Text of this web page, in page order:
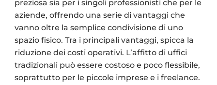
preziosa sia per i singoli professionisti che per le
aziende, offrendo una serie di vantaggi che
vanno oltre la semplice condivisione di uno
spazio fisico. Tra i principali vantaggi, spicca la
riduzione dei costi operativi. L’affitto di uffici
tradizionali può essere costoso e poco flessibile,
soprattutto per le piccole imprese e i freelance.